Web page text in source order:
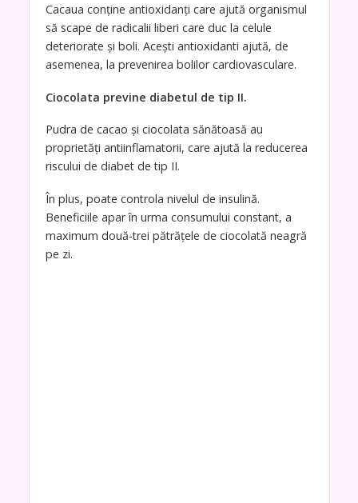
Cacaua conține antioxidanți care ajută organismul
să scape de radicalii liberi care duc la celule
deteriorate și boli. Acești antioxidanti ajută, de
asemenea, la prevenirea bolilor cardiovasculare.
Ciocolata previne diabetul de tip II.
Pudra de cacao și ciocolata sănătoasă au
proprietăți antiinflamatorii, care ajută la reducerea
riscului de diabet de tip II.
În plus, poate controla nivelul de insulină.
Beneficiile apar în urma consumului constant, a
maximum două-trei pătrățele de ciocolată neagră
pe zi.